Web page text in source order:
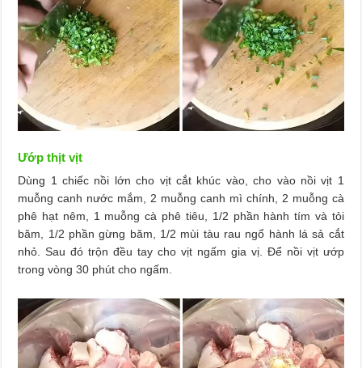
Ướp thịt vịt
Dùng 1 chiếc nồi lớn cho vịt cắt khúc vào, cho vào nồi vịt 1
muỗng canh nước mắm, 2 muỗng canh mì chính, 2 muỗng cà
phê hạt nêm, 1 muỗng cà phê tiêu, 1/2 phần hành tím và tỏi
băm, 1/2 phần gừng băm, 1/2 mùi tàu rau ngổ hành lá sả cắt
nhỏ. Sau đó trộn đều tay cho vịt ngấm gia vị. Để nồi vịt ướp
trong vòng 30 phút cho ngấm.